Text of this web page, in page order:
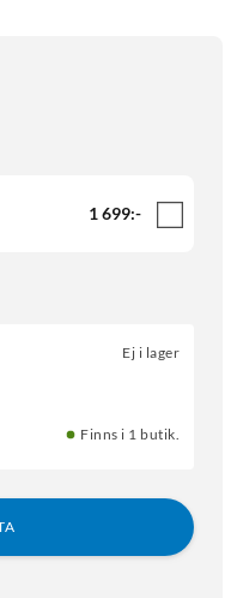
1 699:-
Ej i lager
Finns i 1 butik.